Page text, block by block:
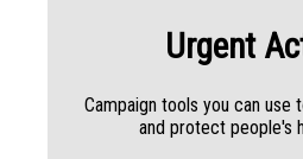
Urgent
Campaign tools you can use
and protect people's